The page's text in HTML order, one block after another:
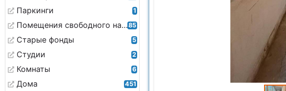
Паркинги 1
Помещения свободного назначения85
Старые фонды 5
Студии 2
Комнаты 6
Дома 451